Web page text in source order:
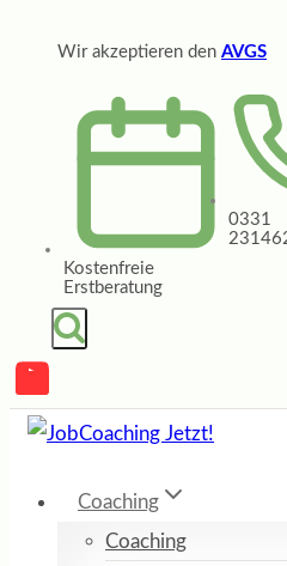
Wir akzeptieren den AVGS
Kostenfreie
Erstberatung
0331
Coaching
Coaching